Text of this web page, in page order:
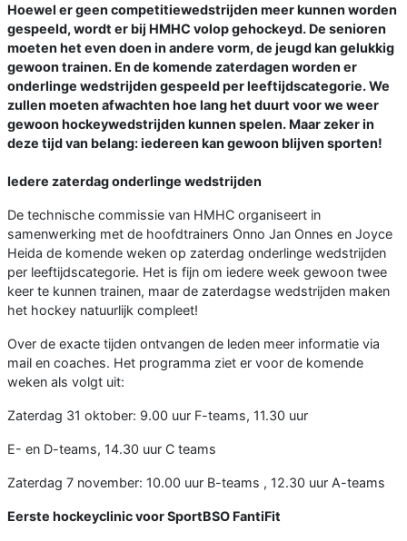
Hoewel er geen competitiewedstrijden meer kunnen worden
gespeeld, wordt er bij HMHC volop gehockeyd. De senioren
moeten het even doen in andere vorm, de jeugd kan gelukkig
gewoon trainen. En de komende zaterdagen worden er
onderlinge wedstrijden gespeeld per leeftijdscategorie. We
zullen moeten afwachten hoe lang het duurt voor we weer
gewoon hockeywedstrijden kunnen spelen. Maar zeker in
deze tijd van belang: iedereen kan gewoon blijven sporten!
Iedere zaterdag onderlinge wedstrijden
De technische commissie van HMHC organiseert in
samenwerking met de hoofdtrainers Onno Jan Onnes en Joyce
Heida de komende weken op zaterdag onderlinge wedstrijden
per leeftijdscategorie. Het is fijn om iedere week gewoon twee
keer te kunnen trainen, maar de zaterdagse wedstrijden maken
het hockey natuurlijk compleet!
Over de exacte tijden ontvangen de leden meer informatie via
mail en coaches. Het programma ziet er voor de komende
weken als volgt uit:
Zaterdag 31 oktober: 9.00 uur F-teams, 11.30 uur
E- en D-teams, 14.30 uur C teams
Zaterdag 7 november: 10.00 uur B-teams , 12.30 uur A-teams
Eerste hockeyclinic voor SportBSO FantiFit